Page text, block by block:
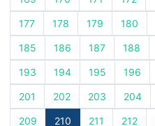
177 178 179 180
185 186 187 188
193 194 195 196
201 202 203 204
209 210 211 212